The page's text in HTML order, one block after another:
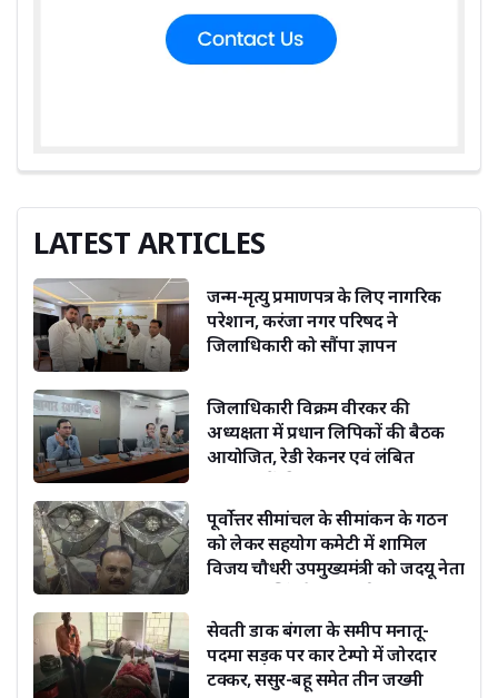
LATEST ARTICLES
जन्म-मृत्यु प्रमाणपत्र के लिए नागरिक
परेशान, करंजा नगर परिषद ने
जिलाधिकारी को सौंपा ज्ञापन
जिलाधिकारी विक्रम वीरकर की
अध्यक्षता में प्रधान लिपिकों की बैठक
आयोजित, रेडी रेकनर एवं लंबित
पूर्वोत्तर सीमांचल के सीमांकन के गठन
को लेकर सहयोग कमेटी में शामिल
विजय चौधरी उपमुख्यमंत्री को जदयू नेता
सेवती डाक बंगला के समीप मनातू-
पदमा सड़क पर कार टेम्पो में जोरदार
टक्कर, ससुर-बहू समेत तीन जख्मी